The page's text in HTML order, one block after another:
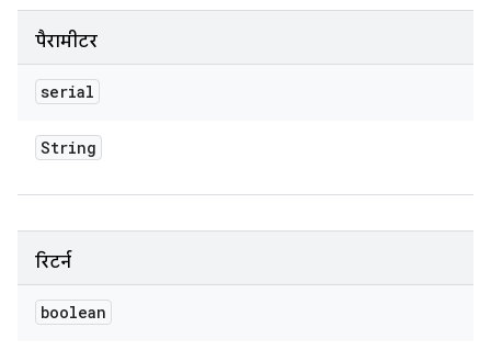
पैरामीटर
serial
String
रिटर्न
boolean